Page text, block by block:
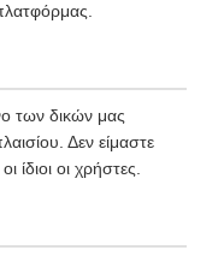
των δικών μας
Δεν είμαστε
ίδιοι οι χρήστες.